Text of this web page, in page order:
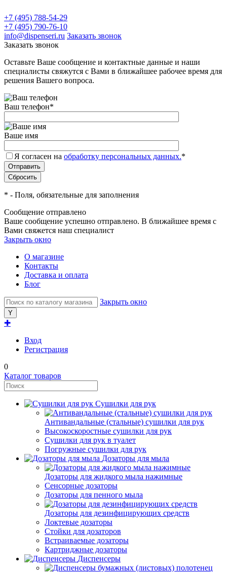
+7 (495) 788-54-29
+7 (495) 790-76-10
info@dispenseri.ru Заказать звонок
Заказать звонок
Оставьте Ваше сообщение и контактные данные и наши
специалисты свяжутся с Вами в ближайшее рабочее время для
решения Вашего вопроса.
Ваш телефон*
Ваше имя
Я согласен на обработку персональных данных.*
* - Поля, обязательные для заполнения
Сообщение отправлено
Ваше сообщение успешно отправлено. В ближайшее время с
Вами свяжется наш специалист
Закрыть окно
О магазине
Контакты
Доставка и оплата
Блог
Закрыть окно
✚
Вход
Регистрация
0
Каталог товаров
Сушилки для рук
Антивандальные (стальные) сушилки для рук
Высокоскоростные сушилки для рук
Сушилки для рук в туалет
Погружные сушилки для рук
Дозаторы для мыла
Дозаторы для жидкого мыла нажимные
Сенсорные дозаторы
Дозаторы для пенного мыла
Дозаторы для дезинфицирующих средств
Локтевые дозаторы
Стойки для дозаторов
Встраиваемые дозаторы
Картриджные дозаторы
Диспенсеры